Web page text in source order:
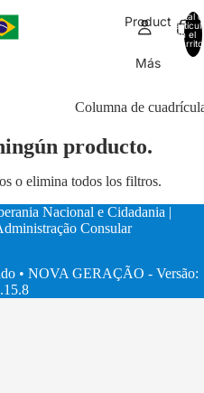
Product
Más
Total
en el
Columna de
producto.
o elimina todos los filtros.
Nacional e Cidadania |
Consular
• NOVA GERAÇÃO - Versão: